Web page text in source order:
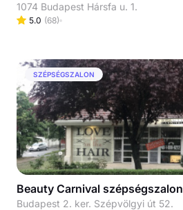
1074 Budapest Hársfa u. 1.
5.0 (68)
SZÉPSÉGSZALON
Beauty Carnival szépségszalon
Budapest 2. ker. Szépvölgyi út 52.